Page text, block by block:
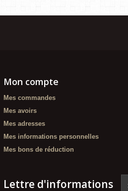
Mon compte
Mes commandes
Mes avoirs
Mes adresses
Mes informations personnelles
Mes bons de réduction
Lettre d'informations